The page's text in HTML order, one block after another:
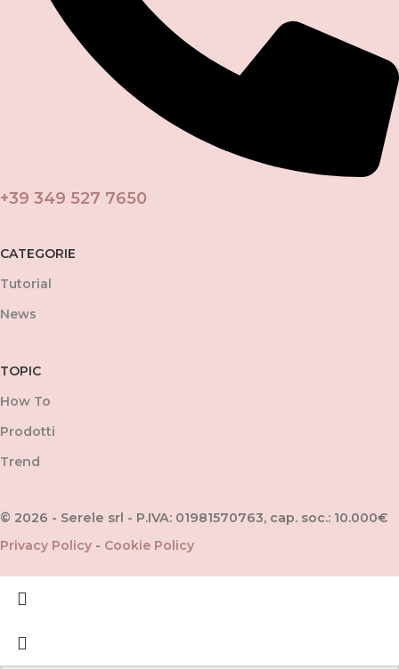
+39 349 527 7650
CATEGORIE
Tutorial
News
TOPIC
How To
Prodotti
Trend
© 2026 - Serele srl - P.IVA: 01981570763, cap. soc.: 10.000€
Privacy Policy - Cookie Policy